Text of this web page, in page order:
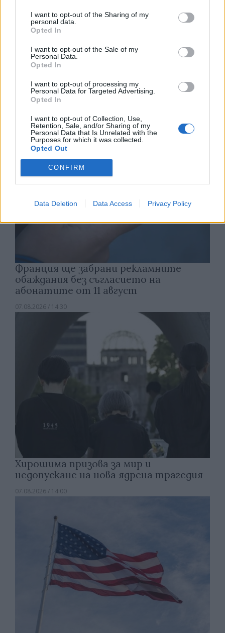
I want to opt-out of the Sharing of my
personal data.
Opted In
I want to opt-out of the Sale of my
Personal Data.
Opted In
I want to opt-out of processing my
Personal Data for Targeted Advertising.
Opted In
I want to opt-out of Collection, Use,
Retention, Sale, and/or Sharing of my
Personal Data that Is Unrelated with the
Purposes for which it was collected.
Opted Out
CONFIRM
Data Deletion Data Access Privacy Policy
Астронавти на NASA излязоха в
открития космос
Франция ще забрани рекламните
обаждания без съгласието на
абонатите от 11 август
07.08.2026 / 14:30
Хирошима призова за мир и
недопускане на нова ядрена трагедия
07.08.2026 / 14:00